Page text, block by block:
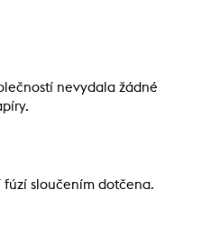
nevydala žádné
sloučením dotčena.